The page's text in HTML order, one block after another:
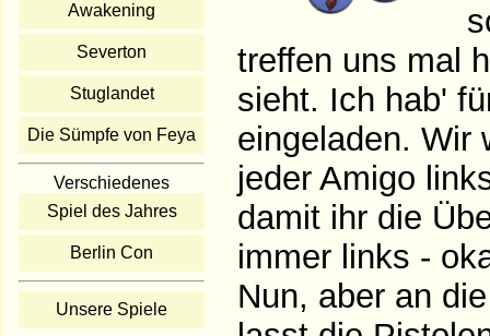
Awakening
Severton
Stuglandet
Die Sümpfe von Feya
Verschiedenes
Spiel des Jahres
Berlin Con
Unsere Spiele
treffen uns mal
sieht. Ich hab'
eingeladen. Wir
jeder Amigo
damit ihr die
immer links -
Nun, aber an